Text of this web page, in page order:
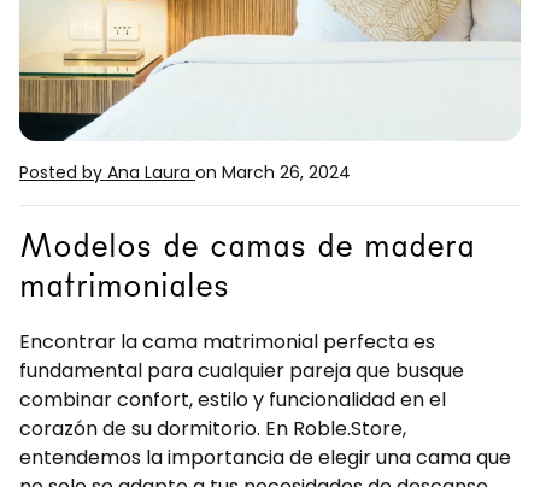
Aparadores
Percheros
Posted by Ana Laura on March 26, 2024
Modelos de camas de madera
matrimoniales
Encontrar la cama matrimonial perfecta es
fundamental para cualquier pareja que busque
combinar confort, estilo y funcionalidad en el
corazón de su dormitorio. En Roble.Store,
entendemos la importancia de elegir una cama que